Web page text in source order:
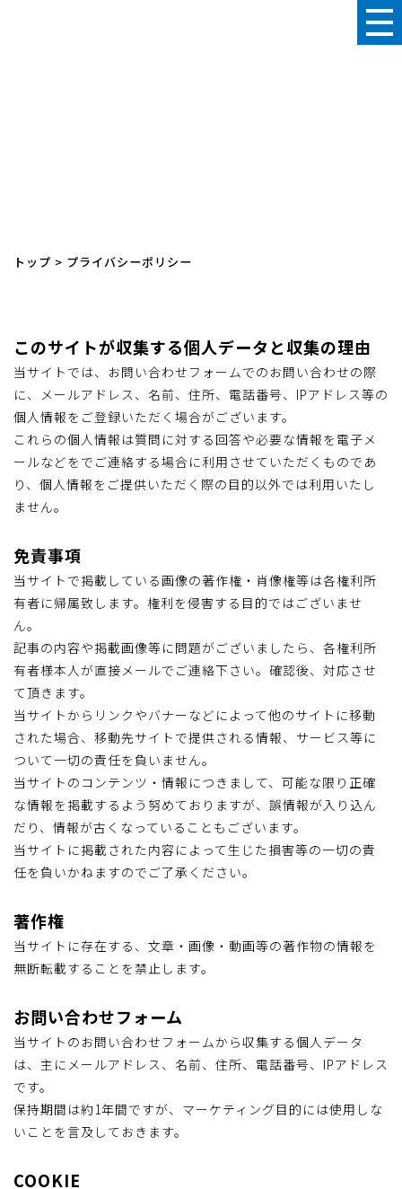
トップ > プライバシーポリシー
このサイトが収集する個人データと収集の理由
当サイトでは、お問い合わせフォームでのお問い合わせの際
に、メールアドレス、名前、住所、電話番号、IPアドレス等の
個人情報をご登録いただく場合がございます。
これらの個人情報は質問に対する回答や必要な情報を電子メ
ールなどをでご連絡する場合に利用させていただくものであ
り、個人情報をご提供いただく際の目的以外では利用いたし
ません。
免責事項
当サイトで掲載している画像の著作権・肖像権等は各権利所
有者に帰属致します。権利を侵害する目的ではございませ
ん。
記事の内容や掲載画像等に問題がございましたら、各権利所
有者様本人が直接メールでご連絡下さい。確認後、対応させ
て頂きます。
当サイトからリンクやバナーなどによって他のサイトに移動
された場合、移動先サイトで提供される情報、サービス等に
ついて一切の責任を負いません。
当サイトのコンテンツ・情報につきまして、可能な限り正確
な情報を掲載するよう努めておりますが、誤情報が入り込ん
だり、情報が古くなっていることもございます。
当サイトに掲載された内容によって生じた損害等の一切の責
任を負いかねますのでご了承ください。
著作権
当サイトに存在する、文章・画像・動画等の著作物の情報を
無断転載することを禁止します。
お問い合わせフォーム
当サイトのお問い合わせフォームから収集する個人データ
は、主にメールアドレス、名前、住所、電話番号、IPアドレス
です。
保持期間は約1年間ですが、マーケティング目的には使用しな
いことを言及しておきます。
COOKIE